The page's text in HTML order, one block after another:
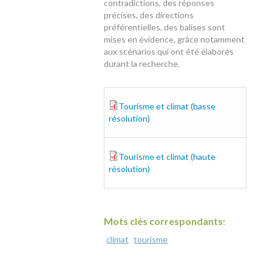
contradictions, des réponses
précises, des directions
préférentielles, des balises sont
mises en évidence, grâce notamment
aux scénarios qui ont été élaborés
durant la recherche.
ndr49_tourisme_climat_final_br.pdf
Tourisme et climat (basse
résolution)
ndr49_tourisme_climat_final_hd.pdf
Tourisme et climat (haute
résolution)
Mots clés correspondants:
climat tourisme